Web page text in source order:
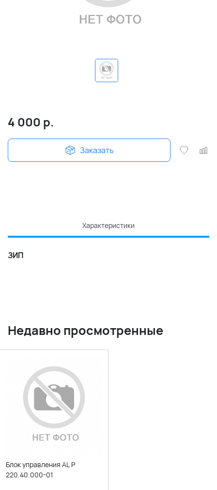
4 000 р.
Заказать
Характеристики
ЗИП
Недавно просмотренные
Блок управления AL P
220.40.000-01